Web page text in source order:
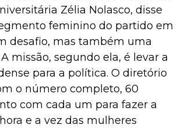
Zélia Nolasco, disse
feminino do partido em
desafio, mas também uma
missão, segundo ela, é levar a
para a política. O diretório
o número completo, 60
com cada um para fazer a
e a vez das mulheres